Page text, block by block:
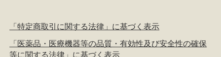
「特定商取引に関する法律」に基づく表示
「医薬品・医療機器等の品質・有効性及び安全性の確保
等に関する法律」に基づく表示